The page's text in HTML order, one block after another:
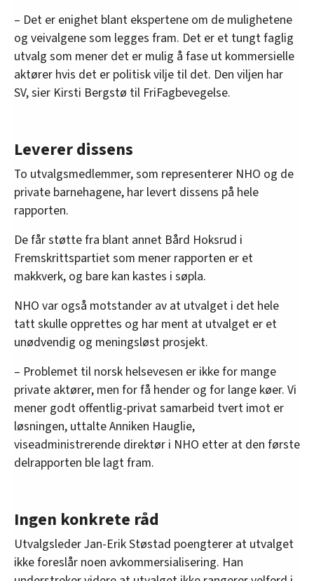
leder av nettverk for velferdsforskning.
Ragnhild Finden, styreleder og eier av Kausvol
gårdsbarnehage AS og tidligere nestleder i
Private barnehagers Landsforbund.
Benjamin Endre Larsen,
HR-direktør ved
Diakonhjemmet Omsorg AS.
Karl Henrik Sivesind
forsker 1 ved Institutt for samfunnsforskning.
Marta Szebehely,professor emeritus i sosialt
arbeid, Stockholms universitet.
Arve Varden,administrerende direktør i Helse
Førde, tidligere kommunedirektør i Høyanger.
NHO.
– Det er enighet blant ekspertene om de mulighetene
og veivalgene som legges fram. Det er et tungt faglig
utvalg som mener det er mulig å fase ut kommersielle
aktører hvis det er politisk vilje til det. Den viljen har
SV, sier Kirsti Bergstø til FriFagbevegelse.
Leverer dissens
To utvalgsmedlemmer, som representerer NHO og de
private barnehagene, har levert dissens på hele
rapporten.
De får støtte fra blant annet Bård Hoksrud i
Fremskrittspartiet som mener rapporten er et
makkverk, og bare kan kastes i søpla.
NHO var også motstander av at utvalget i det hele
tatt skulle opprettes og har ment at utvalget er et
unødvendig og meningsløst prosjekt.
– Problemet til norsk helsevesen er ikke for mange
private aktører, men for få hender og for lange køer. Vi
mener godt offentlig-privat samarbeid tvert imot er
løsningen, uttalte Anniken Hauglie,
viseadministrerende direktør i NHO etter at den første
delrapporten ble lagt fram.
Ingen konkrete råd
Utvalgsleder Jan-Erik Støstad poengterer at utvalget
ikke foreslår noen avkommersialisering. Han